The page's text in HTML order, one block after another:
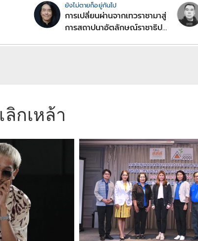
ยังไม่ตายก็อยู่กันไป
การเปลี่ยนผ่านจากเทวราชามาสู่
การสถาปนาอัตลักษณ์ราชาธิป
เลิกเหล้า